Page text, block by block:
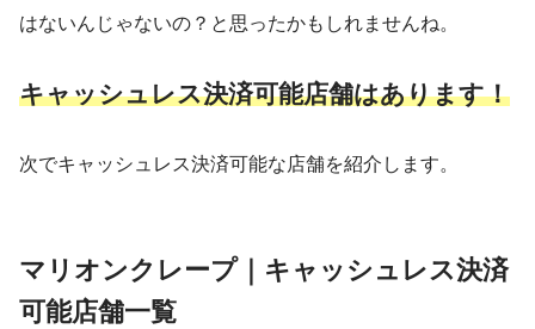
はないんじゃないの？と思ったかもしれませんね。
キャッシュレス決済可能店舗はあります！
次でキャッシュレス決済可能な店舗を紹介します。
マリオンクレープ｜キャッシュレス決済
可能店舗一覧